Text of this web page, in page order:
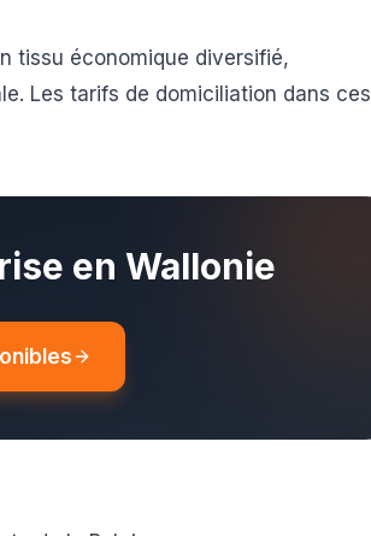
tissu économique diversifié,
Les tarifs de domiciliation dans ces
en Wallonie